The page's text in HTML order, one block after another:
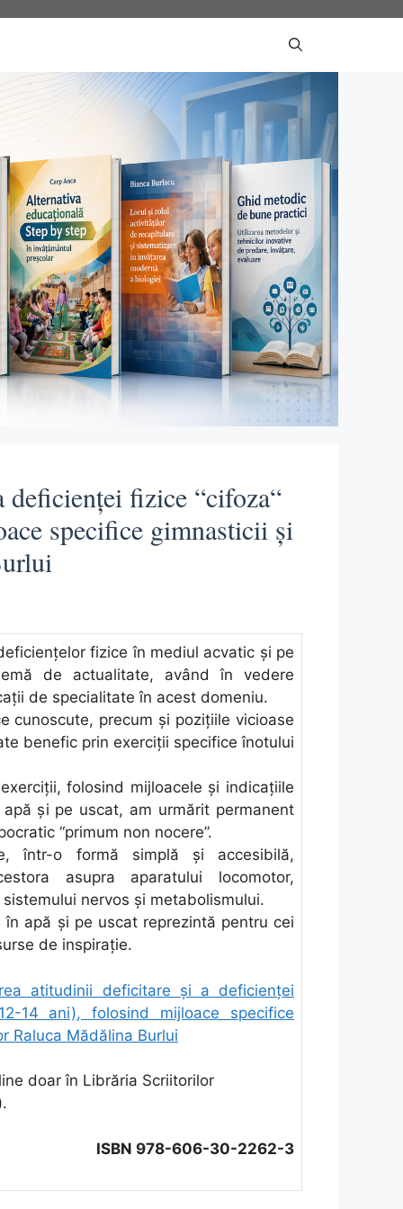
fizice “cifoza“
specifice gimnasticii şi
fizice în mediul acvatic şi pe
de actualitate, având în vedere
de specialitate în acest domeniu.
cunoscute, precum şi poziţiile vicioase
benefic prin exerciţii specifice înotului
folosind mijloacele şi indicaţiile
şi pe uscat, am urmărit permanent
“primum non nocere”.
într-o formă simplă şi accesibilă,
asupra aparatului locomotor,
nervos şi metabolismului.
în apă şi pe uscat reprezintă pentru cei
de inspiraţie.
atitudinii deficitare și a deficienţei
14 ani), folosind mijloace specifice
Raluca Mădălina Burlui
doar în Librăria Scriitorilor
ISBN 978-606-30-2262-3